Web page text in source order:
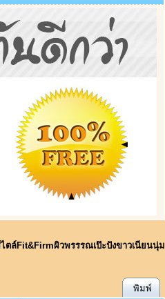
ตล์Fit&Firmผิวพรรรณเป๊ะปังขาวเนียนนุ่ม
พิมพ์